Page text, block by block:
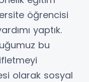
öğrencisi
yaptık.
bu
olarak sosyal